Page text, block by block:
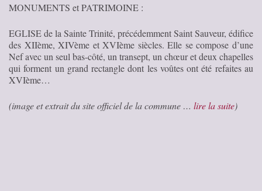
MONUMENTS et PATRIMOINE :
EGLISE de la Sainte Trinité, précédemment Saint Sauveur, édifice
des XIIème, XIVème et XVIème siècles. Elle se compose d’une
Nef avec un seul bas-côté, un transept, un chœur et deux chapelles
qui forment un grand rectangle dont les voûtes ont été refaites au
XVIème…
(image et extrait du site officiel de la commune … lire la suite)